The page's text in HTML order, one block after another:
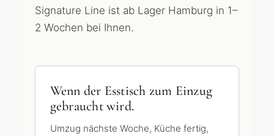
Signature Line ist ab Lager Hamburg in 1–
2 Wochen bei Ihnen.
Wenn der Esstisch zum Einzug
gebraucht wird.
Umzug nächste Woche, Küche fertig,